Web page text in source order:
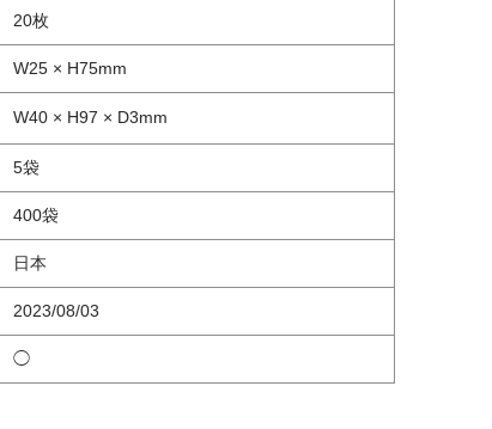
20枚
W25 × H75mm
W40 × H97 × D3mm
5袋
400袋
日本
2023/08/03
◯